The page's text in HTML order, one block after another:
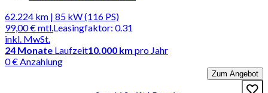
62.224 km | 85 kW (116 PS)
99,00 €mtl.
inkl. MwSt.
Leasingfaktor: 0.31
24 Monate Laufzeit10.000 km pro Jahr
0 € Anzahlung
Zum Angebot